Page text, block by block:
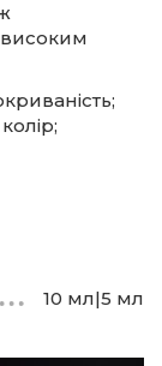
високим
10 мл|5 мл